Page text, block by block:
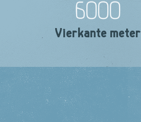
6000
Vierkante meter